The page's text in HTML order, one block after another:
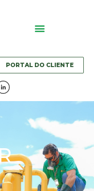
PORTAL DO CLIENTE